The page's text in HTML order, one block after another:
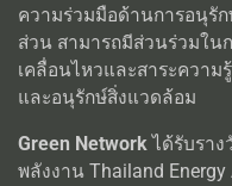
ความร่วมมือด้านการอนุรั
ส่วน สามารถมีส่วนร่วมใน
เคลื่อนไหวและสาระความ
และอนุรักษ์สิ่งแวดล้อม
Green Networkได้รับราง
พลังงาน Thailand